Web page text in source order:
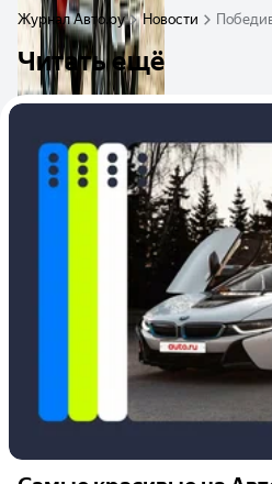
Журнал Авто.ру Новости
Читать ещё